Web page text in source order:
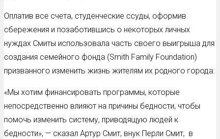
Оплатив все счета, студенческие ссуды, оформив
сбережения и позаботившись о некоторых личных
нуждах Смиты использовала часть своего выигрыша для
создания семейного фонда (Smith Family Foundation)
призванного изменить жизнь жителям их родного города:
«Мы хотим финансировать программы, которые
непосредственно влияют на причины бедности, чтобы
помочь изменить систему, приводящую людей к
бедности», — сказал Артур Смит, внук Перли Смит, в